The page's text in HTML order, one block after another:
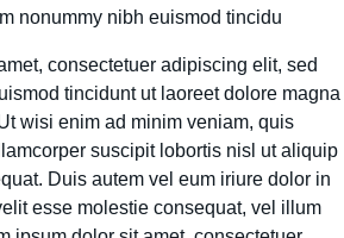
nonummy nibh euismod tincidu
consectetuer adipiscing elit, sed
tincidunt ut laoreet dolore magna
wisi enim ad minim veniam, quis
suscipit lobortis nisl ut aliquip
Duis autem vel eum iriure dolor in
esse molestie consequat, vel illum